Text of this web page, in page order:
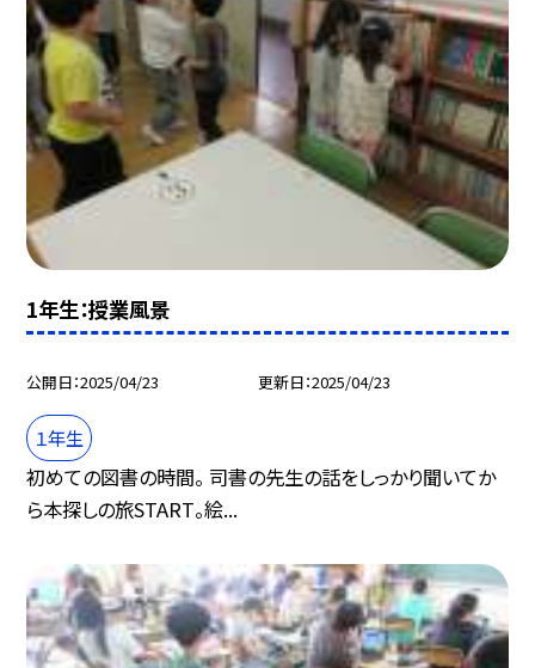
1年生：授業風景
公開日 2025/04/23 更新日 2025/04/23
１年生
初めての図書の時間。 司書の先生の話をしっかり聞いてか
ら本探しの旅START。絵...